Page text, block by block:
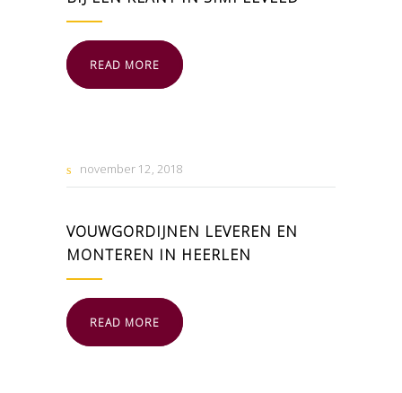
READ MORE
november 12 2018
VOUWGORDIJNEN LEVEREN EN
MONTEREN IN HEERLEN
READ MORE